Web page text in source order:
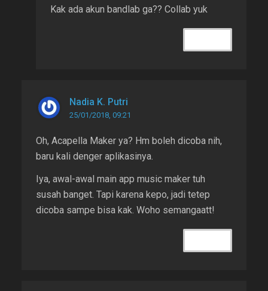
Kak ada akun bandlab ga?? Collab yuk
Nadia K. Putri
25/01/2018, 09:21
Oh, Acapella Maker ya? Hm boleh dicoba nih,
baru kali denger aplikasinya.
Iya, awal-awal main app music maker tuh
susah banget. Tapi karena kepo, jadi tetep
dicoba sampe bisa kak. Woho semangaatt!